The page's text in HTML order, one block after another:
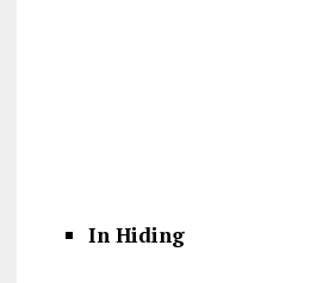
In Hiding